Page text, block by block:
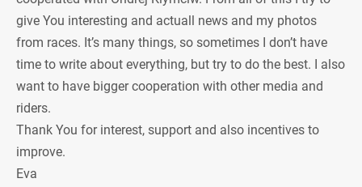
give You interesting and actuall news and my photos
from races. It’s many things, so sometimes I don’t have
time to write about everything, but try to do the best. I also
want to have bigger cooperation with other media and
riders.
Thank You for interest, support and also incentives to
improve.
Eva